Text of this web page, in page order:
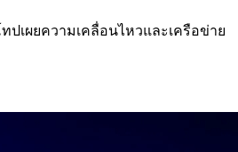
ปเผยความเคลื่อนไหวและเครือข่าย